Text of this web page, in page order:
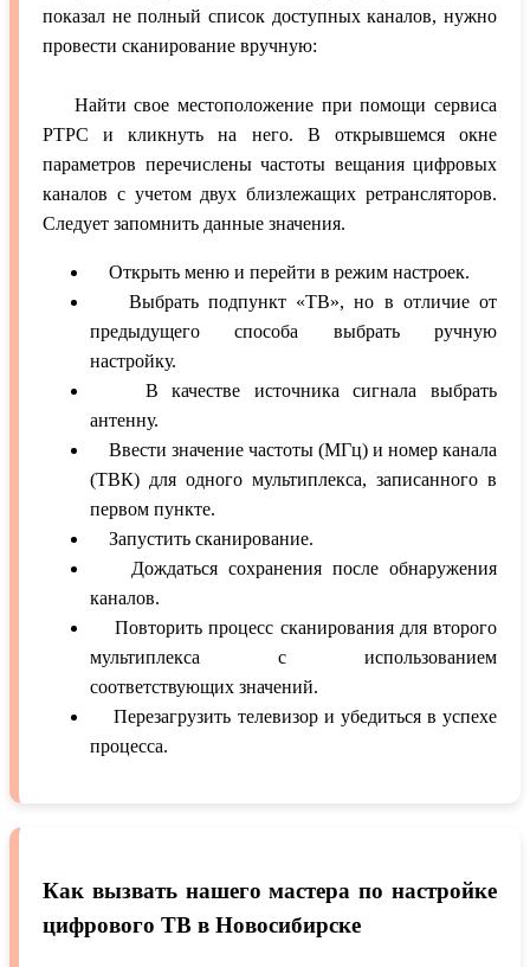
показал не полный список доступных каналов, нужно
провести сканирование вручную:
Найти свое местоположение при помощи сервиса
РТРС и кликнуть на него. В открывшемся окне
параметров перечислены частоты вещания цифровых
каналов с учетом двух близлежащих ретрансляторов.
Следует запомнить данные значения.
Открыть меню и перейти в режим настроек.
Выбрать подпункт «ТВ», но в отличие от
предыдущего способа выбрать ручную
настройку.
В качестве источника сигнала выбрать
антенну.
Ввести значение частоты (МГц) и номер канала
(ТВК) для одного мультиплекса, записанного в
первом пункте.
Запустить сканирование.
Дождаться сохранения после обнаружения
каналов.
Повторить процесс сканирования для второго
мультиплекса с использованием
соответствующих значений.
Перезагрузить телевизор и убедиться в успехе
процесса.
Как вызвать нашего мастера по настройке
цифрового ТВ в Новосибирске